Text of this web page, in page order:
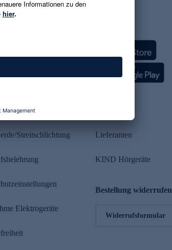
Streitschlichtung
Elektrogeräte
Lieferanten
KIND Hörgeräte
Bestellung widerrufen
Widerrufsformular